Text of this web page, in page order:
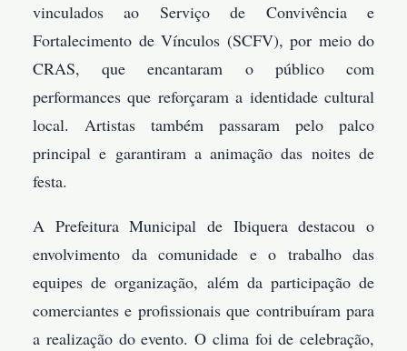
vinculados ao Serviço de Convivência e
Fortalecimento de Vínculos (SCFV), por meio do
CRAS, que encantaram o público com
performances que reforçaram a identidade cultural
local. Artistas também passaram pelo palco
principal e garantiram a animação das noites de
festa.
A Prefeitura Municipal de Ibiquera destacou o
envolvimento da comunidade e o trabalho das
equipes de organização, além da participação de
comerciantes e profissionais que contribuíram para
a realização do evento. O clima foi de celebração,